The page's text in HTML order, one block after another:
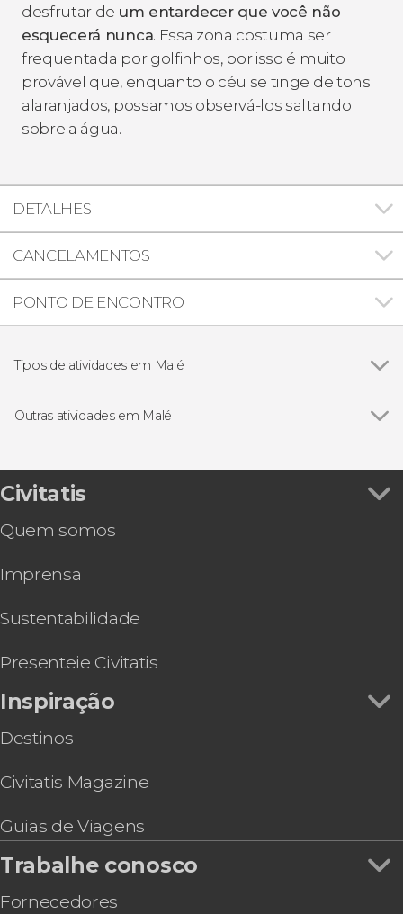
desfrutar de um entardecer que você não
esquecerá nunca. Essa zona costuma ser
frequentada por golfinhos, por isso é muito
provável que, enquanto o céu se tinge de tons
alaranjados, possamos observá-los saltando
sobre a água.
DETALHES
CANCELAMENTOS
PONTO DE ENCONTRO
Tipos de atividades em Malé
Outras atividades em Malé
Visita guiada por Malé
Snorkel nas Maldivas
Civitatis
Quem somos
Imprensa
Sustentabilidade
Presenteie Civitatis
Inspiração
Destinos
Civitatis Magazine
Guias de Viagens
Trabalhe conosco
Fornecedores